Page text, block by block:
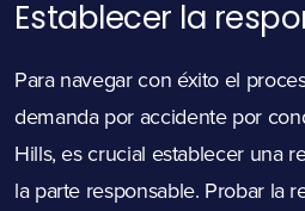
Establecer la
Para navegar con éxito el
demanda por accidente por
Hills, es crucial establecer una
la parte responsable. Probar la